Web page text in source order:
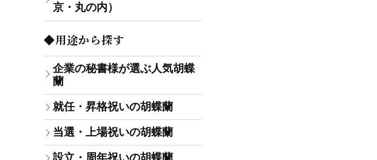
京・丸の内）
◆用途から探す
企業の秘書様が選ぶ人気胡蝶
蘭
就任・昇格祝いの胡蝶蘭
当選・上場祝いの胡蝶蘭
設立・周年祝いの胡蝶蘭